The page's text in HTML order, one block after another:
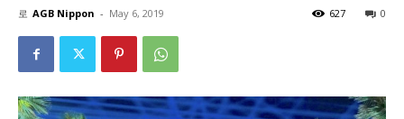
로 AGB Nippon - May 6, 2019 0
627